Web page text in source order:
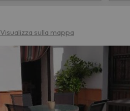
Visualizza sulla mappa